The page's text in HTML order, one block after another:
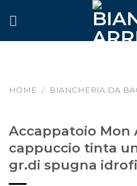
HOME / BIANCHERIA DA
Accappatoio Mon
cappuccio tinta
gr.di spugna